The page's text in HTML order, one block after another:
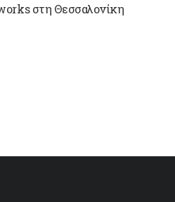
στη Θεσσαλονίκη